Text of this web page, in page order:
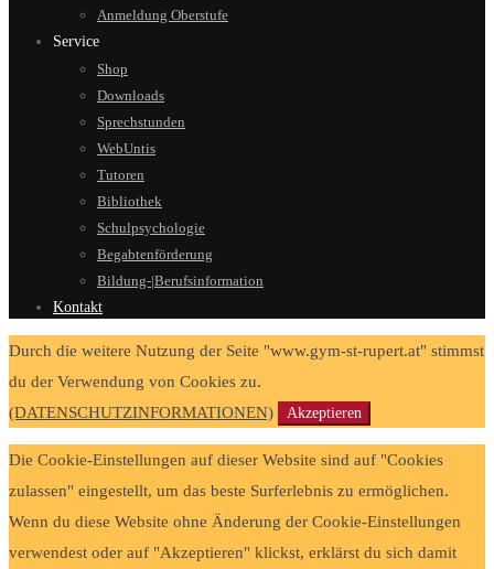
Anmeldung Oberstufe
Service
Shop
Downloads
Sprechstunden
WebUntis
Tutoren
Bibliothek
Schulpsychologie
Begabtenförderung
Bildung-|Berufsinformation
Kontakt
Durch die weitere Nutzung der Seite "www.gym-st-rupert.at" stimmst
du der Verwendung von Cookies zu.
(DATENSCHUTZINFORMATIONEN)
Akzeptieren
Die Cookie-Einstellungen auf dieser Website sind auf "Cookies
zulassen" eingestellt, um das beste Surferlebnis zu ermöglichen.
Wenn du diese Website ohne Änderung der Cookie-Einstellungen
verwendest oder auf "Akzeptieren" klickst, erklärst du sich damit